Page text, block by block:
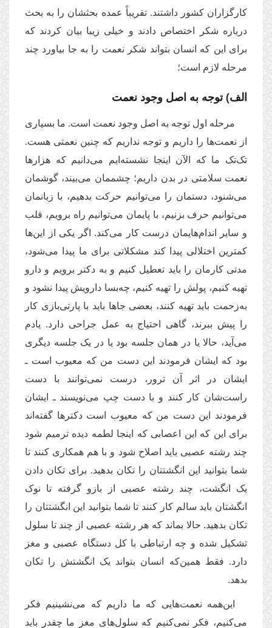
کارگزاران کشور داشتند. تقریباً عمده‌ بحثشان را به بحث
درباره شکر اختصاص دادند و خیلی زیبا بیان کردند که
برای این که انسان بتواند شکر نعمت را به جا بیاورد چند
مرحله لازم است؛
الف) توجه به اصل وجود نعمت
مرحله اول توجه به اصل وجود نعمت است. ما بسیاری
از نعمت‌ها را داریم و توجه نداریم که چنین نعمتی هست.
تک‌تک ما که الآن اینجا نشسته‌ایم می‌دانیم که هزارها
نعمت سلامتی در بدن داریم؛ چشممان می‌بیند، گوشمان
می‌شنود، دستمان را می‌توانیم حرکت بدهیم، با زبانمان
می‌توانیم حرف بزنیم، با پایمان می‌توانیم راه برویم، قلب
و سایر اندام‌هایمان درست کار می‌کند. اگر یکی از این‌ها
کمترین اختلالی پیدا کند مشکلاتی برای ما پیدا می‌شود،
مدتی کارمان را باید تعطیل کنیم و به دکتر برویم و دارو
تهیه کنیم، پولش را تهیه کنیم، چه‌بسا دارویش پیدا نشود و
به‌زحمت باید تهیه کنند، بعضی جاها باید با پارتی‌بازی کار
را پیش ببرند، گاهی احتیاج به عمل جراحی دارد. یادم
می‌آید، حالا یا در همان جلسه بود یا در یک جلسه دیگری
بود که ایشان فرمودند این دست من که معیوب است ـ
ایشان در اثر آن ترور، درست نمی‌توانند با دست
راست‌شان کار کنند و با دست چپ می‌نویسند ـ ایشان
فرمودند این دست من که معیوب است دکترها گفته‌اند
برای این که این اعصابی که اینجا لطمه دیده ترمیم شود
چند رشته عصبی باید اصلاح شود و با هم همکاری کنند تا
شما بتوانید این انگشتتان را تکان بدهید. برای تکان دادن
یک انگشت، چند رشته عصبی از بازو گرفته تا نوک
انگشتان باید سالم کار کنند تا شما بتوانید این انگشتتان را
تکان بدهید. حالا بماند که هر رشته عصبی از چند تا سلول
تشکیل شده و چه ارتباطی با کل دستگاه عصبی و مغز
دارد. فقط همین‌که انسان بتواند یک انگشتش را تکان
بدهد.
این‌همه نعمت‌هایی که ما داریم که می‌نشینیم فکر
می‌کنیم، فکر نمی‌کنیم که سلول‌های مغز ما چقدر باید